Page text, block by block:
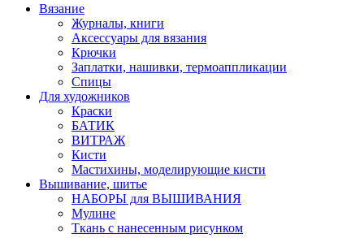
Вязание
Журналы, книги
Аксессуары для вязания
Крючки
Заплатки, нашивки, термоаппликации
Спицы
Для художников
Краски
БАТИК
ВИТРАЖ
Кисти
Мастихины, моделирующие кисти
Вышивание, шитье
НАБОРЫ для ВЫШИВАНИЯ
Мулине
Ткань с нанесенным рисунком